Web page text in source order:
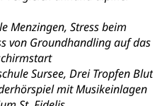
Menzingen, Stress beim
von Groundhandling auf das
Sursee, Drei Tropfen Blut
mit Musikeinlagen
Schulsport
Jagd, Fischerei,
und Bienen
Erbrecht,